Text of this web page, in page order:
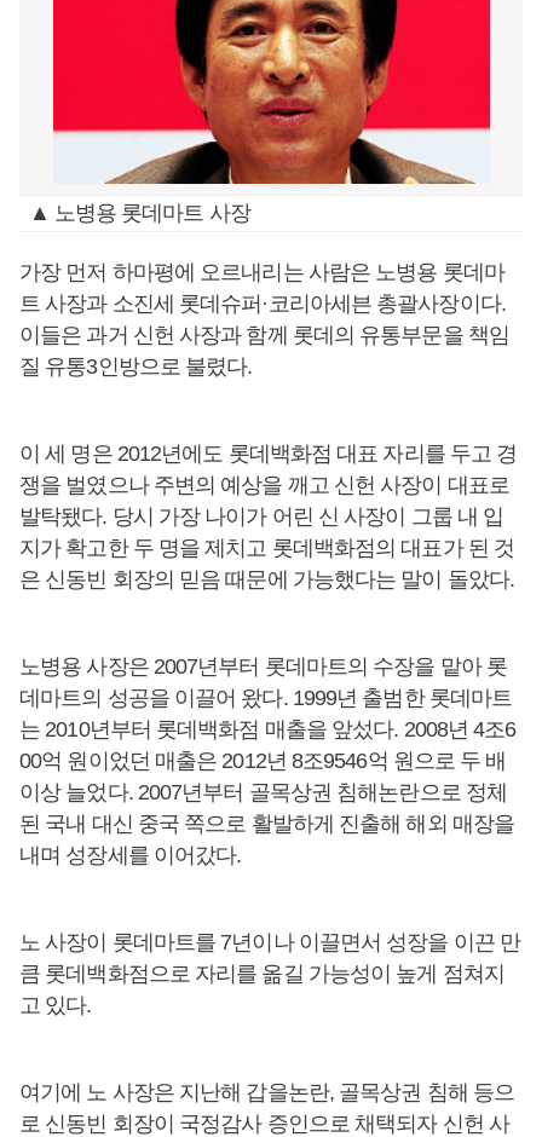
▲ 노병용 롯데마트 사장
가장 먼저 하마평에 오르내리는 사람은 노병용 롯데마
트 사장과 소진세 롯데슈퍼·코리아세븐 총괄사장이다.
이들은 과거 신헌 사장과 함께 롯데의 유통부문을 책임
질 유통3인방으로 불렸다.
이 세 명은 2012년에도 롯데백화점 대표 자리를 두고 경
쟁을 벌였으나 주변의 예상을 깨고 신헌 사장이 대표로
발탁됐다. 당시 가장 나이가 어린 신 사장이 그룹 내 입
지가 확고한 두 명을 제치고 롯데백화점의 대표가 된 것
은 신동빈 회장의 믿음 때문에 가능했다는 말이 돌았다.
노병용 사장은 2007년부터 롯데마트의 수장을 맡아 롯
데마트의 성공을 이끌어 왔다. 1999년 출범한 롯데마트
는 2010년부터 롯데백화점 매출을 앞섰다. 2008년 4조6
00억 원이었던 매출은 2012년 8조9546억 원으로 두 배
이상 늘었다. 2007년부터 골목상권 침해논란으로 정체
된 국내 대신 중국 쪽으로 활발하게 진출해 해외 매장을
내며 성장세를 이어갔다.
노 사장이 롯데마트를 7년이나 이끌면서 성장을 이끈 만
큼 롯데백화점으로 자리를 옮길 가능성이 높게 점쳐지
고 있다.
여기에 노 사장은 지난해 갑을논란, 골목상권 침해 등으
로 신동빈 회장이 국정감사 증인으로 채택되자 신헌 사